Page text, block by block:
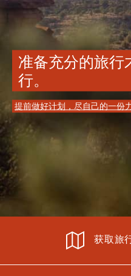
准备充分的旅行
行。
提前做好计划，尽自己的一份力
获取旅